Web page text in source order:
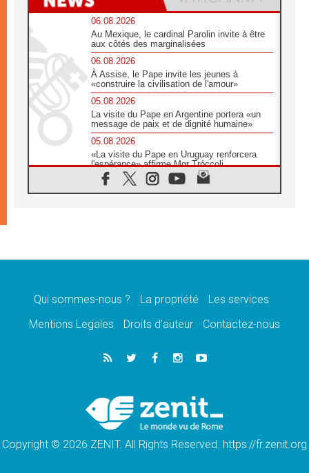
06.08.2026
Au Mexique, le cardinal Parolin invite à être
aux côtés des marginalisées
06.08.2026
À Assise, le Pape invite les jeunes à
«construire la civilisation de l'amour»
05.08.2026
La visite du Pape en Argentine portera «un
message de paix et de dignité humaine»
05.08.2026
«La visite du Pape en Uruguay renforcera
l'espérance» affirme Mgr Tróccoli
05.08.2026
Le nonce en Ukraine: «Il est inquiétant
05.08.2026
Addis-Abeba
Le Pape exprime ses condoléances suite au
05.08.2026
Le Pape attendu en novembre en Uruguay,
Audience générale: la prière est un acte
d'espérance
Qui sommes-nous ? La propriété
Les services
Mentions Legales
Droits d’auteur Contactez-nous
Copyright © 2026 ZENIT. All Rights Reserved. https://fr.zenit.org